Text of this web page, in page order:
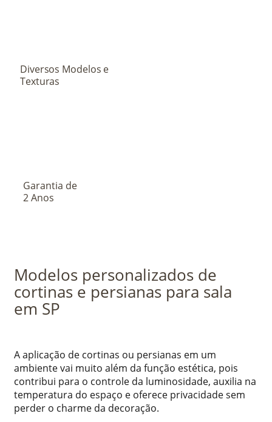
Diversos Modelos e
Texturas
Garantia de
2 Anos
Modelos personalizados de
cortinas e persianas para sala
em SP
A aplicação de cortinas ou persianas em um
ambiente vai muito além da função estética, pois
contribui para o controle da luminosidade, auxilia na
temperatura do espaço e oferece privacidade sem
perder o charme da decoração.